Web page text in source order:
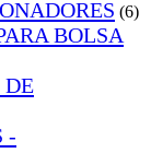
(6)
BOLSA
DE
-